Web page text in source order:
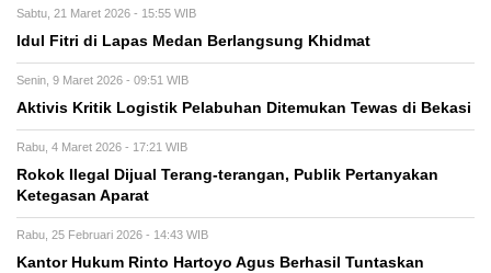
Sabtu, 21 Maret 2026 - 15:55 WIB
Idul Fitri di Lapas Medan Berlangsung Khidmat
Senin, 9 Maret 2026 - 09:51 WIB
Aktivis Kritik Logistik Pelabuhan Ditemukan Tewas di Bekasi
Rabu, 4 Maret 2026 - 17:21 WIB
Rokok Ilegal Dijual Terang-terangan, Publik Pertanyakan
Ketegasan Aparat
Rabu, 25 Februari 2026 - 14:43 WIB
Kantor Hukum Rinto Hartoyo Agus Berhasil Tuntaskan